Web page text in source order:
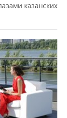
казанских